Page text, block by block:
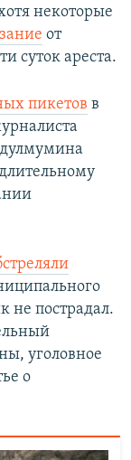
некоторые
от
суток ареста.
пикетов в
не пострадал.
уголовное
о